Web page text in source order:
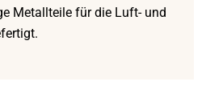
Metallteile für die Luft- und